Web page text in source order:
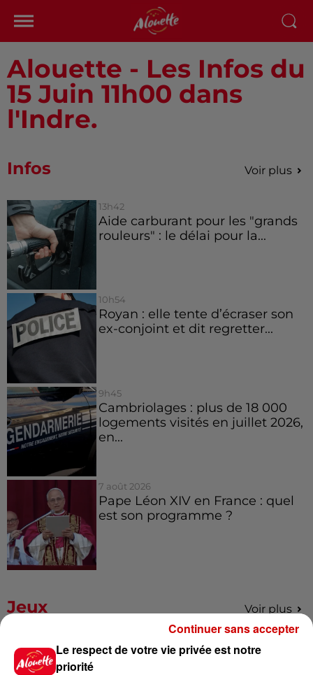
Alouette - Les Infos du
15 Juin 11h00 dans
l'Indre.
Infos Voir plus
13h42
Aide carburant pour les "grands
rouleurs" : le délai pour la...
10h54
Royan : elle tente d’écraser son
ex-conjoint et dit regretter...
9h45
Cambriolages : plus de 18 000
logements visités en juillet 2026,
en...
7 août 2026
Pape Léon XIV en France : quel
est son programme ?
Jeux Voir plus
Gagnez vos places pour le
festival Marché Gourmand 2026
Le respect de votre vie privée est notre
priorité
Continuer sans accepter